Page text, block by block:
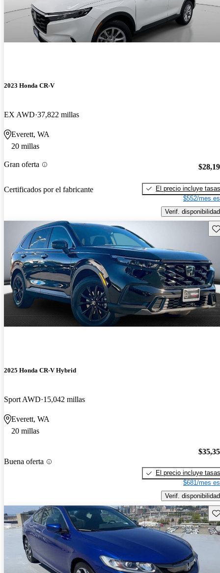
2023 Honda CR-V
EX AWD 37,822 millas
Everett, WA
20 millas
Gran oferta
Certificados por el fabricante
El precio incluye tasas
$552/mes
Verif. disponibilidad
2025 Honda CR-V Hybrid
Sport AWD 15,042 millas
Everett, WA
20 millas
Buena oferta
El precio incluye tasas
$681/mes
Verif. disponibilidad